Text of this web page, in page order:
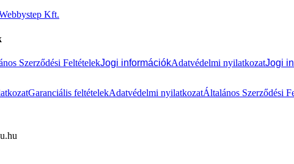
Kft.
Szerződési FeltételekJogi információkAdatvédelmi nyilatkozatJogi
Garanciális feltételekAdatvédelmi nyilatkozatÁltalános Szerződési